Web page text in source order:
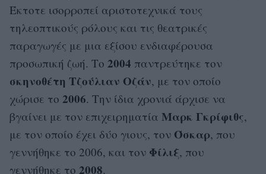
Έκτοτε ισορροπεί αριστοτεχνικά τους
τηλεοπτικούς ρόλους και τις θεατρικές
παραγωγές με μια εξίσου ενδιαφέρουσα
προσωπική ζωή. Το 2004 παντρεύτηκε τον
σκηνοθέτη Τζούλιαν Οζάν, με τον οποίο
χώρισε το 2006. Την ίδια χρονιά άρχισε να
βγαίνει με τον επιχειρηματία Μαρκ Γκρίφιθς,
με τον οποίο έχει δύο γιους, τον Όσκαρ, που
γεννήθηκε το 2006, και τον Φίλιξ, που
γεννήθηκε το 2008.